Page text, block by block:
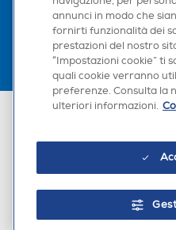
Euronics Italia SpA. Sede legale
annunci in modo che
fornirti funzionalità dei
prestazioni del nostro
“Impostazioni cookie” ti
quali cookie verranno
preferenze. Consulta la
ulteriori informazioni.